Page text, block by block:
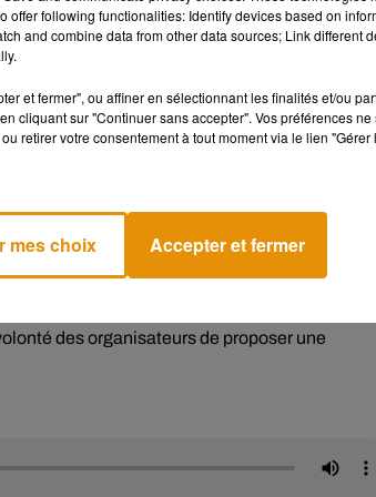
visiteurs pourront alors tester les jeux lors du
La précédente édition avait rassemblé plus de
des organisateurs de proposer une
offer following functionalities: Identify devices based on
and combine data from other data sources; Link different
et fermer", ou affiner en sélectionnant les finalités et/ou
cliquant sur "Continuer sans accepter". Vos préférences
retirer votre consentement à tout moment via le lien
mes choix Accepter et fermer